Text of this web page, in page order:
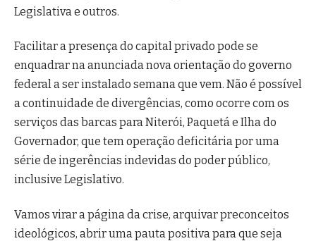
Legislativa e outros.
Facilitar a presença do capital privado pode se
enquadrar na anunciada nova orientação do governo
federal a ser instalado semana que vem. Não é possível
a continuidade de divergências, como ocorre com os
serviços das barcas para Niterói, Paquetá e Ilha do
Governador, que tem operação deficitária por uma
série de ingerências indevidas do poder público,
inclusive Legislativo.
Vamos virar a página da crise, arquivar preconceitos
ideológicos, abrir uma pauta positiva para que seja